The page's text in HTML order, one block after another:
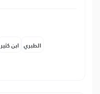
ابن كثير الطبري